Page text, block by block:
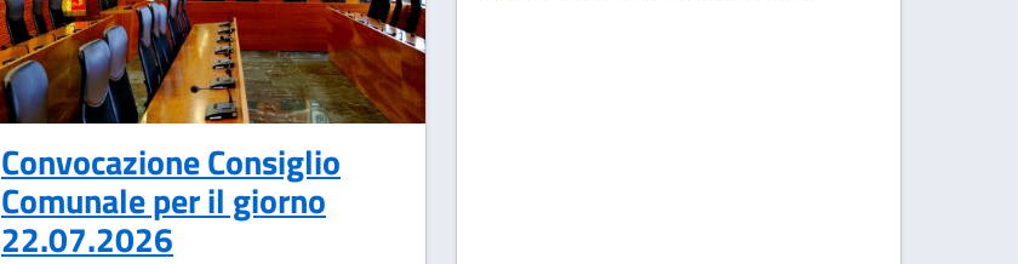
Convocazione Consiglio
Comunale per il giorno
22.07.2026